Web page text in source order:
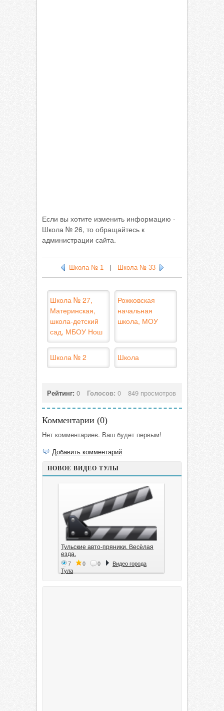
Если вы хотите изменить информацию -
Школа № 26, то обращайтесь к
администрации сайта.
Школа № 1| Школа № 33
Школа № 27,
Материнская,
школа-детский
сад, МБОУ Нош
Рожковская
начальная
школа, МОУ
Школа № 2 Школа
Рейтинг: 0 Голосов: 0 849 просмотров
Комментарии (0)
Нет комментариев. Ваш будет первым!
Добавить комментарий
НОВОЕ ВИДЕО ТУЛЫ
Тульские авто-пряники. Весёлая
езда.
7 0 0
Видео города
Тула